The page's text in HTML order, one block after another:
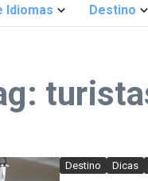
Idiomas Destino
Destino Dicas